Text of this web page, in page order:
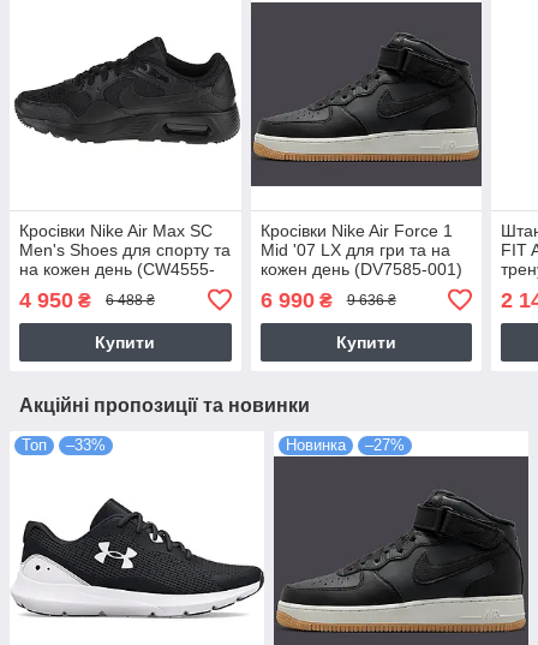
Кросівки Nike Air Max SC
Men's Shoes для спорту та
на кожен день (CW4555-
4 950 ₴ 6 488 ₴
Купити
Кросівки Nike Air Force 1
Mid '07 LX для гри та на
кожен день (DV7585-001)
6 990₴ 9 636 ₴
Купити
FIT
2
Акційні пропозиції та новинки
Топ –33% Новинка –27%